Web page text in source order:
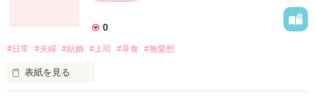
作品を読む
言った事はすぐ忘れる!
手のかかりすぎる上司にうんざり……。
だったはずなのに……。
0
#日常 #夫婦 #結婚 #上司 #草食 #無愛想
表紙を見る